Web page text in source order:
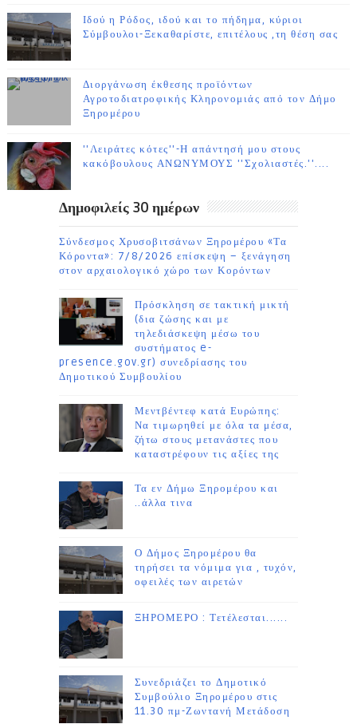
Ιδού η Ρόδος, ιδού και το πήδημα, κύριοι
Σύμβουλοι-Ξεκαθαρίστε, επιτέλους ,τη θέση σας
Διοργάνωση έκθεσης προϊόντων
Αγροτοδιατροφικής Κληρονομιάς από τον Δήμο
Ξηρομέρου
''Λειράτες κότες''-Η απάντησή μου στους
κακόβουλους ΑΝΩΝΥΜΟΥΣ ''Σχολιαστές.''....
Δημοφιλείς 30 ημέρων
Σύνδεσμος Χρυσοβιτσάνων Ξηρομέρου «Τα
Κόροντα»: 7/8/2026 επίσκεψη – ξενάγηση
στον αρχαιολογικό χώρο των Κορόντων
Πρόσκληση σε τακτική μικτή
(δια ζώσης και με
τηλεδιάσκεψη μέσω του
συστήματος e-
presence.gov.gr) συνεδρίασης του
Δημοτικού Συμβουλίου
Μεντβέντεφ κατά Ευρώπης:
Να τιμωρηθεί με όλα τα μέσα,
ζήτω στους μετανάστες που
καταστρέφουν τις αξίες της
Τα εν Δήμω Ξηρομέρου και
..άλλα τινα
Ο Δήμος Ξηρομέρου θα
τηρήσει τα νόμιμα για , τυχόν,
οφειλές των αιρετών
ΞΗΡΟΜΕΡΟ : Τετέλεσται......
Συνεδριάζει το Δημοτικό
Συμβούλιο Ξηρομέρου στις
11.30 πμ-Ζωντανή Μετάδοση